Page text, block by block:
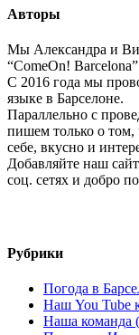
Авторы
Мы Александра и
“ComeOn! Barcelona”
С 2016 года мы
языке в Барселоне.
Параллельно с
пишем только о том,
себе, вкусно и
Добавляйте наш
соц. сетях и добро
Рубрики
Погода в
Наш You Tube
Наша команда